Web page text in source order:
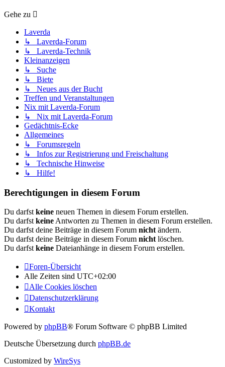
Gehe zu
Laverda
↳ Laverda-Forum
↳ Laverda-Technik
Kleinanzeigen
↳ Suche
↳ Biete
↳ Neues aus der Bucht
Treffen und Veranstaltungen
Nix mit Laverda-Forum
↳ Nix mit Laverda-Forum
Gedächtnis-Ecke
Allgemeines
↳ Forumsregeln
↳ Infos zur Registrierung und Freischaltung
↳ Technische Hinweise
↳ Hilfe!
Berechtigungen in diesem Forum
Du darfst keine neuen Themen in diesem Forum erstellen.
Du darfst keine Antworten zu Themen in diesem Forum erstellen.
Du darfst deine Beiträge in diesem Forum nicht ändern.
Du darfst deine Beiträge in diesem Forum nicht löschen.
Du darfst keine Dateianhänge in diesem Forum erstellen.
Foren-Übersicht
Alle Zeiten sind UTC+02:00
Alle Cookies löschen
Datenschutzerklärung
Kontakt
Powered by phpBB® Forum Software © phpBB Limited
Deutsche Übersetzung durch phpBB.de
Customized by WireSys